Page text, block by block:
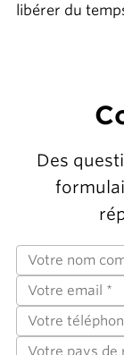
libérer du
Des